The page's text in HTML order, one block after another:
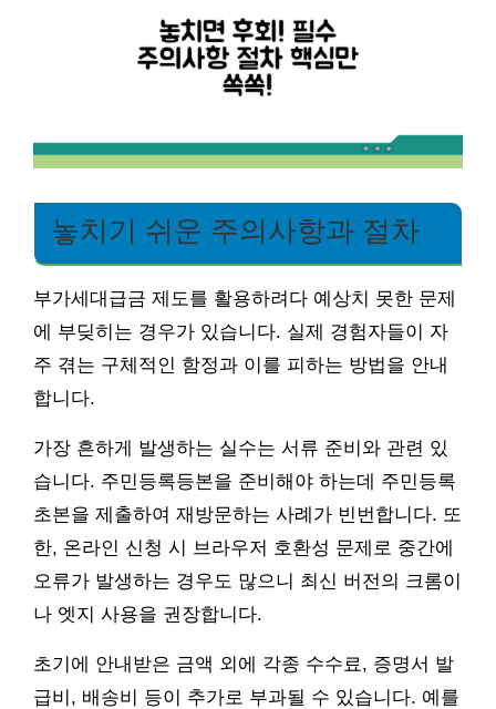
놓치기 쉬운 주의사항과 절차
부가세대급금 제도를 활용하려다 예상치 못한 문제
에 부딪히는 경우가 있습니다. 실제 경험자들이 자
주 겪는 구체적인 함정과 이를 피하는 방법을 안내
합니다.
가장 흔하게 발생하는 실수는 서류 준비와 관련 있
습니다. 주민등록등본을 준비해야 하는데 주민등록
초본을 제출하여 재방문하는 사례가 빈번합니다. 또
한, 온라인 신청 시 브라우저 호환성 문제로 중간에
오류가 발생하는 경우도 많으니 최신 버전의 크롬이
나 엣지 사용을 권장합니다.
초기에 안내받은 금액 외에 각종 수수료, 증명서 발
급비, 배송비 등이 추가로 부과될 수 있습니다. 예를